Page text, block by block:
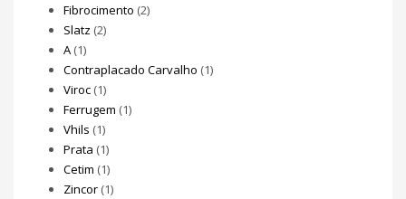
Fibrocimento (2)
Slatz (2)
A (1)
Contraplacado Carvalho (1)
Viroc (1)
Ferrugem (1)
Vhils (1)
Prata (1)
Cetim (1)
Zincor (1)